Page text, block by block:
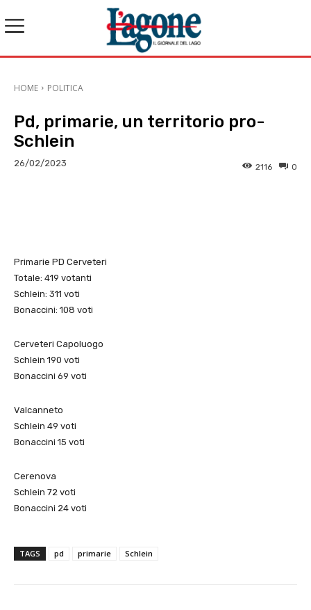
HOME POLITICA
Pd, primarie, un territorio pro-
Schlein
26/02/2023 0
2116
Primarie PD Cerveteri
Totale: 419 votanti
Schlein: 311 voti
Bonaccini: 108 voti
Cerveteri Capoluogo
Schlein 190 voti
Bonaccini 69 voti
Valcanneto
Schlein 49 voti
Bonaccini 15 voti
Cerenova
Schlein 72 voti
Bonaccini 24 voti
TAGS pd primarie Schlein